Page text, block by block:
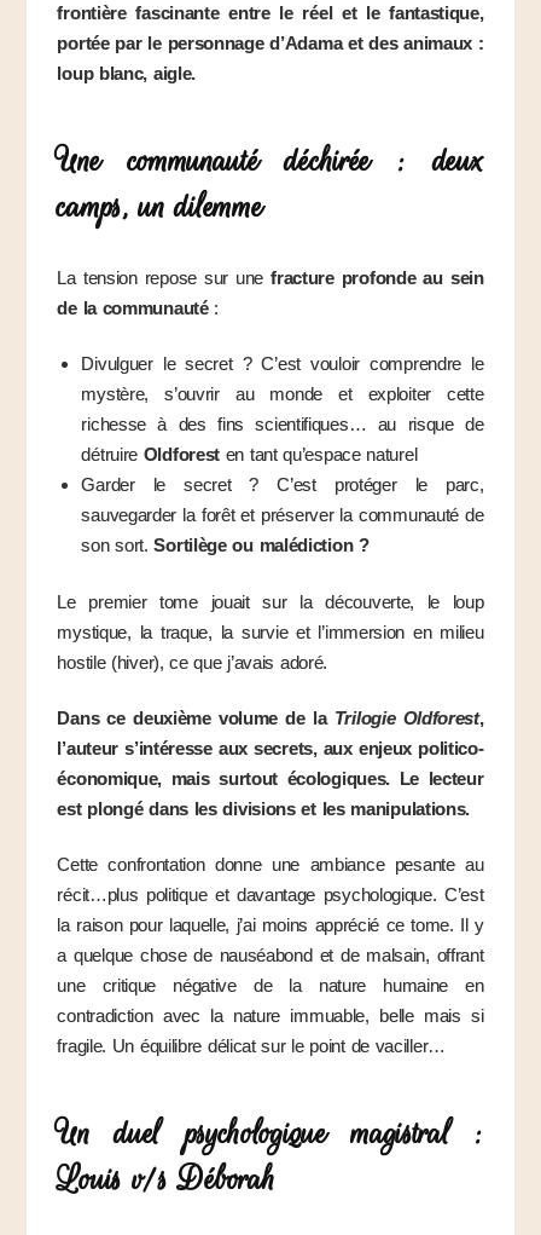
frontière fascinante entre le réel et le fantastique,
portée par le personnage d’Adama et des animaux :
loup blanc, aigle.
Une communauté déchirée : deux
camps, un dilemme
La tension repose sur unefracture profonde au sein
de la communauté:
Divulguer le secret ? C’est vouloir comprendre le
mystère, s’ouvrir au monde et exploiter cette
richesse à des fins scientifiques… au risque de
détruire Oldforest en tant qu’espace naturel
Garder le secret ? C’est protéger le parc,
sauvegarder la forêt et préserver la communauté de
son sort.Sortilège ou malédiction ?
Le premier tome jouait sur la découverte, le loup
mystique, la traque, la survie et l’immersion en milieu
hostile (hiver), ce que j’avais adoré.
Dans ce deuxième volume de la Trilogie Oldforest,
l’auteur s’intéresse aux secrets, aux enjeux politico-
économique, mais surtout écologiques. Le lecteur
est plongé dans les divisions et les manipulations.
Cette confrontation donne une ambiance pesante au
récit…plus politique et davantage psychologique. C’est
la raison pour laquelle, j’ai moins apprécié ce tome. Il y
a quelque chose de nauséabond et de malsain, offrant
une critique négative de la nature humaine en
contradiction avec la nature immuable, belle mais si
fragile. Un équilibre délicat sur le point de vaciller…
Un duel psychologique magistral :
Louis v/s Déborah